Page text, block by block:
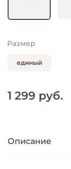
Размер
единый
1 299 руб.
Описание